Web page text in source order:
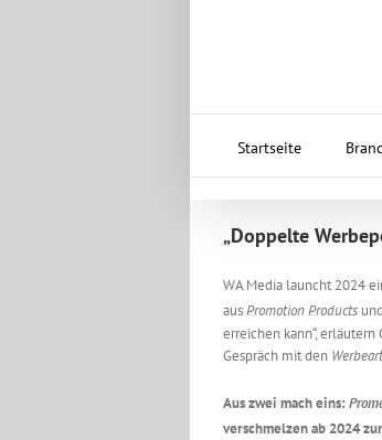
Startseite
„Doppelte
WA Media launcht 2024
ausPromotion Products und
erreichen kann“,
Gespräch mit den
Aus zwei mach eins:
verschmelzen ab 2024